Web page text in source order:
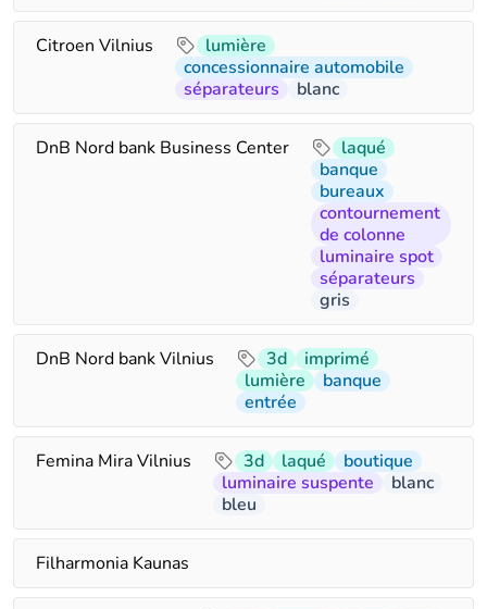
Citroen Vilnius
lumière
concessionnaire automobile
séparateurs
blanc
DnB Nord bank Business Center
laqué
banque
bureaux
contournement
de colonne
luminaire spot
séparateurs
gris
DnB Nord bank Vilnius 3d
imprimé
lumière
banque
entrée
Femina Mira Vilnius 3d laqué
boutique
luminaire suspente
blanc
bleu
Filharmonia Kaunas